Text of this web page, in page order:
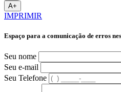
A+
IMPRIMIR
Espaço para a comunicação de erros
Seu nome
Seu e-mail
Seu Telefone